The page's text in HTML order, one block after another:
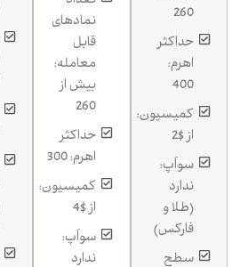
260
حداکثر
اهرم:
400
کمیسیون:
از $2
سواَپ:
ندارد
(طلا و
فارکس)
سطح
نمادهای
قابل
معامله:
بیش از
260
حداکثر
اهرم: 300
کمیسیون:
از $4
سواَپ:
ندارد